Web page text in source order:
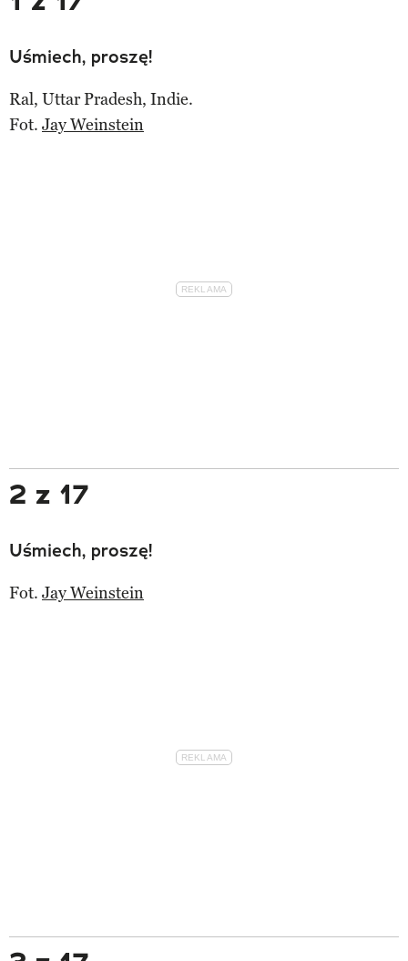
Uśmiech, proszę!
Ral, Uttar Pradesh, Indie.
Fot. Jay Weinstein
2 z 17
Uśmiech, proszę!
Fot. Jay Weinstein